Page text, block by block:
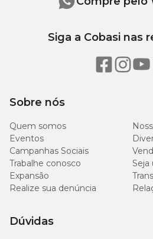
Sobre nós
Quem somos
Eventos
Campanhas Sociais
Trabalhe conosco
Expansão
Realize sua denúncia
Dúvidas
Siga a Cobasi nas